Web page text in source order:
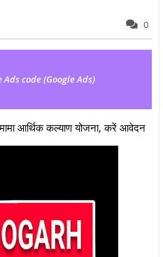
0
Ads code (Google Ads)
आर्थिक कल्‍याण योजना, करें आवेदन